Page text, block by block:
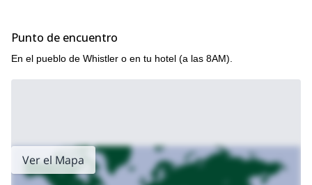
Punto de encuentro
En el pueblo de Whistler o en tu hotel (a las 8AM).
Ver el Mapa